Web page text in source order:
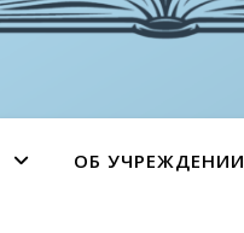
ОБ УЧРЕЖДЕНИИ